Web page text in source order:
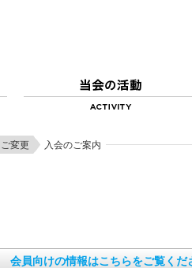
変更 入会のご案内
会員向けの情報はこちらをご覧くだ